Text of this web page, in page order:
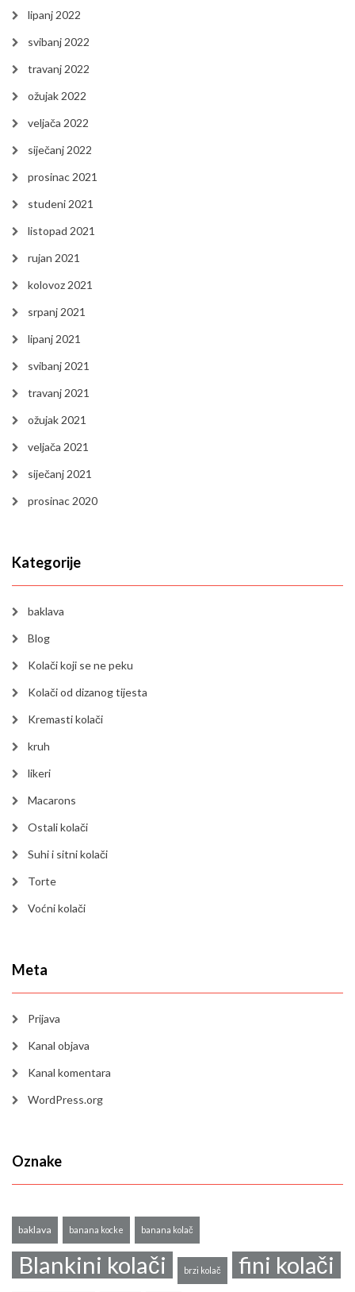
lipanj 2022
svibanj 2022
travanj 2022
ožujak 2022
veljača 2022
siječanj 2022
prosinac 2021
studeni 2021
listopad 2021
rujan 2021
kolovoz 2021
srpanj 2021
lipanj 2021
svibanj 2021
travanj 2021
ožujak 2021
veljača 2021
siječanj 2021
prosinac 2020
Kategorije
baklava
Blog
Kolači koji se ne peku
Kolači od dizanog tijesta
Kremasti kolači
kruh
likeri
Macarons
Ostali kolači
Suhi i sitni kolači
Torte
Voćni kolači
Meta
Prijava
Kanal objava
Kanal komentara
WordPress.org
Oznake
baklava banana kocke banana kolač
Blankini kolači brzi kolač fini kolači